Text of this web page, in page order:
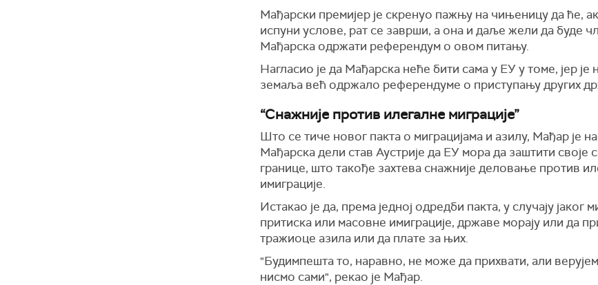
Мађарски премијер је скренуо пажњу на чињеницу да ће,
испуни услове, рат се заврши, а она и даље жели да буде
Мађарска одржати референдум о овом питању.
Нагласио је да Мађарска неће бити сама у ЕУ у томе, јер је
земаља већ одржало референдуме о приступању других
“Снажније против илегалне миграције”
Што се тиче новог пакта о миграцијама и азилу, Мађар је
Мађарска дели став Аустрије да ЕУ мора да заштити своје
границе, што такође захтева снажније деловање против
имиграције.
Истакао је да, према једној одредби пакта, у случају јаког
притиска или масовне имиграције, државе морају или да
тражиоце азила или да плате за њих.
"Будимпешта то, наравно, не може да прихвати, али
нисмо сами", рекао је Мађар.